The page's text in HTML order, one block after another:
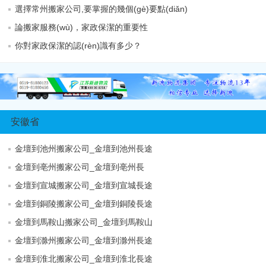
選擇常州搬家公司,要掌握的幾個(gè)要點(diǎn)
論搬家服務(wù)，家政保潔的重要性
你對家政保潔的認(rèn)識有多少？
安徽省
金壇到池州搬家公司_金壇到池州長途
金壇到亳州搬家公司_金壇到亳州長
金壇到宣城搬家公司_金壇到宣城長途
金壇到銅陵搬家公司_金壇到銅陵長途
金壇到馬鞍山搬家公司_金壇到馬鞍山
金壇到滁州搬家公司_金壇到滁州長途
金壇到淮北搬家公司_金壇到淮北長途